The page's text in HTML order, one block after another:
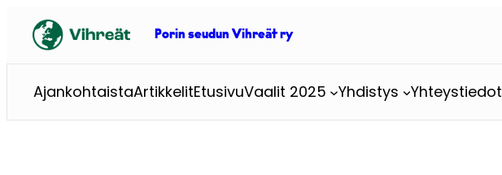
sisältöön
Porin seudun Vihreät ry
AjankohtaistaArtikkelitEtusivuVaalit 2025 Yhdistys Yhteystiedot